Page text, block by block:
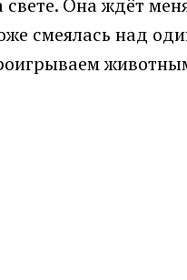
Она ждёт
смеялась над